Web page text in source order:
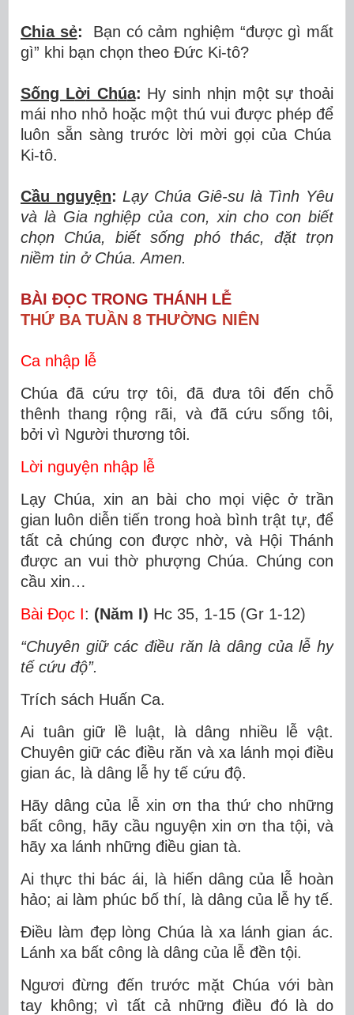
Chia sẻ: Bạn cócảm nghiệm “được gì mất
gì” khi bạn chọn theo Đức Ki-tô?
Sống Lời Chúa: Hy sinh nhịn một sự thoải
mái nho nhỏ hoặc một thú vui được phépđể
luôn sẵn sàng trước l ời mời gọi của Chúa
Ki-tô.
Cầu nguyện: Lạy Chúa Giê-su làTình Yêu
và làGia nghiệp của con, xin cho con biết
chọn Chúa, biết sống phóthác, đặt trọn
niềm tin ởChúa. Amen.
BÀI ĐỌC TRONG THÁNH LỄ
THỨ BA TUẦN 8 THƯỜNG NIÊN
Ca nhập lễ
Chúa đã cứu trợ tôi, đã đưa tôi đến chỗ
thênh thang rộng rãi, và đã cứu sống tôi,
bởi vì Người thương tôi.
Lời nguyện nhập lễ
Lạy Chúa, xin an bài cho mọi việc ở trần
gian luôn diễn tiến trong hoà bình trật tự, để
tất cả chúng con được nhờ, và Hội Thánh
được an vui thờ phượng Chúa. Chúng con
cầu xin…
Bài Ðọc I: (Năm I) Hc 35, 1-15 (Gr 1-12)
“Chuyên giữ các điều răn là dâng của lễ hy
tế cứu độ”.
Trích sách Huấn Ca.
Ai tuân giữ lề luật, là dâng nhiều lễ vật.
Chuyên giữ các điều răn và xa lánh mọi điều
gian ác, là dâng lễ hy tế cứu độ.
Hãy dâng của lễ xin ơn tha thứ cho những
bất công, hãy cầu nguyện xin ơn tha tội, và
hãy xa lánh những điều gian tà.
Ai thực thi bác ái, là hiến dâng của lễ hoàn
hảo; ai làm phúc bố thí, là dâng của lễ hy tế.
Ðiều làm đẹp lòng Chúa là xa lánh gian ác.
Lánh xa bất công là dâng của lễ đền tội.
Ngươi đừng đến trước mặt Chúa với bàn
tay không; vì tất cả những điều đó là do